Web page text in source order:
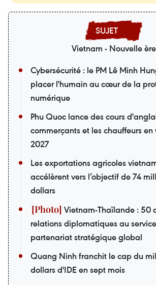
Vietnam - Nouvelle ère
Cybersécurité : le PM Lê Minh
placer l'humain au cœur de la
numérique
Phu Quoc lance des cours
commerçants et les chauffeurs en
2027
Les exportations agricoles
accélèrent vers l’objectif de 74
dollars
Vietnam-Thaïlande : 50
relations diplomatiques au
partenariat stratégique global
Quang Ninh franchit le cap du
dollars d'IDE en sept mois